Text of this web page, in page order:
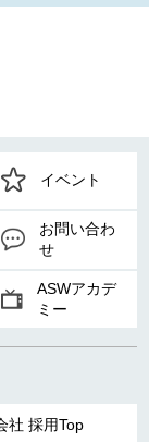
イベント
お問い合わ
せ
ASWアカデ
ミー
社 採用Top